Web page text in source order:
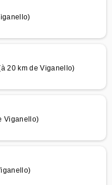
20 km de Viganello)
Viganello)